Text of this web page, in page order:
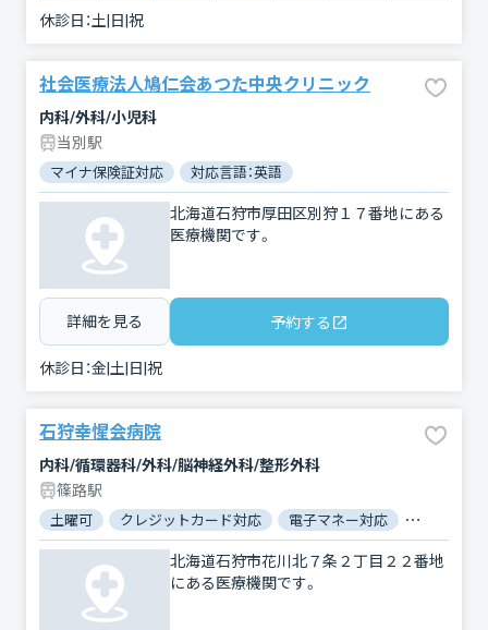
休診日：土|日|祝
社会医療法人鳩仁会あつた中央クリニック
内科/外科/小児科
当別駅
マイナ保険証対応 対応言語：英語
北海道石狩市厚田区別狩１７番地にある
医療機関です。
詳細を見る 予約する
休診日：金|土|日|祝
石狩幸惺会病院
内科/循環器科/外科/脳神経外科/整形外科
篠路駅
土曜可 クレジットカード対応 電子マネー対応 駐車場あり
北海道石狩市花川北７条２丁目２２番地
にある医療機関です。